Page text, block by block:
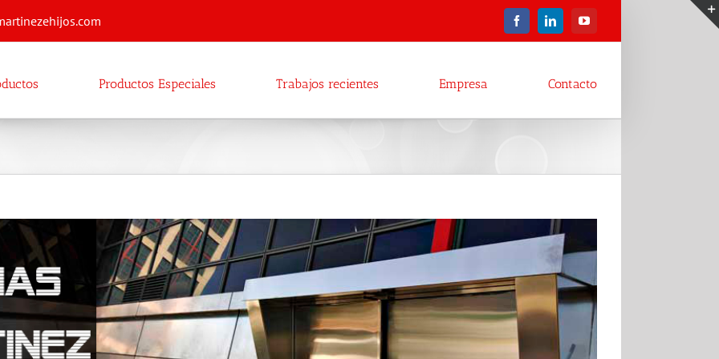
FacebookLinkedInYouTube
Productos Especiales Trabajos recientes Empresa Contacto